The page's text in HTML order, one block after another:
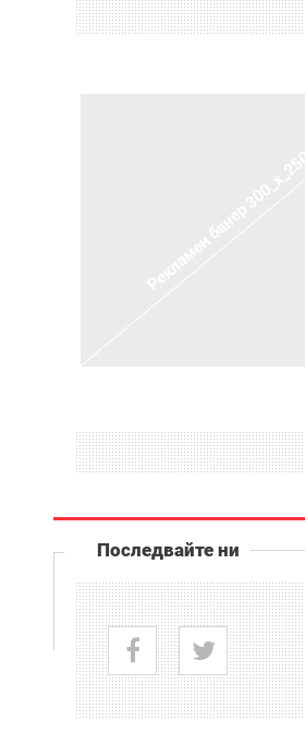
Последвайте ни